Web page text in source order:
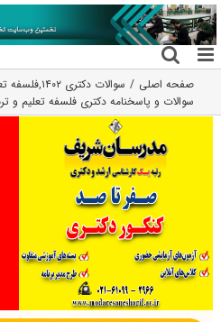
رفتن
به
محتوا
صفحه اصلی سوالات دکتری ۱۴۰۲ ,فلسفه
سوالات و پاسخنامه دکتری فلسفه تعلیم و تربیت